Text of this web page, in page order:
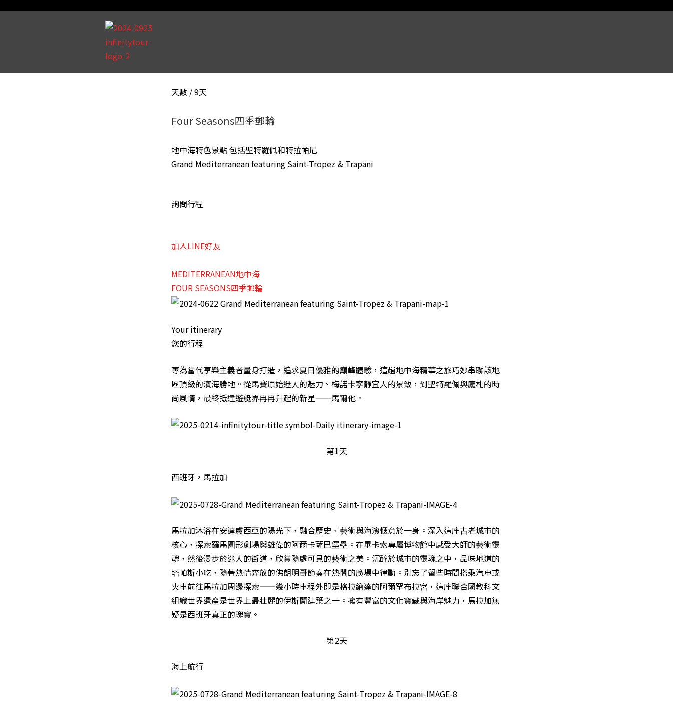
天數 / 9天
Four Seasons四季郵輪
地中海特色景點 包括聖特羅佩和特拉帕尼
Grand Mediterranean featuring Saint-Tropez & Trapani
詢問行程
加入LINE好友
MEDITERRANEAN地中海
FOUR SEASONS四季郵輪
Your itinerary
您的行程
專為當代享樂主義者量身打造，追求夏日優雅的巔峰體驗，這趟地中海精華之旅巧妙串聯該地
區頂級的濱海勝地。從馬賽原始迷人的魅力、梅諾卡寧靜宜人的景致，到聖特羅佩與龐札的時
尚風情，最終抵達遊艇界冉冉升起的新星——馬爾他。
第1天
西班牙，馬拉加
馬拉加沐浴在安達盧西亞的陽光下，融合歷史、藝術與海濱愜意於一身。深入這座古老城市的
核心，探索羅馬圓形劇場與雄偉的阿爾卡薩巴堡壘。在畢卡索專屬博物館中感受大師的藝術靈
魂，然後漫步於迷人的街道，欣賞隨處可見的藝術之美。沉醉於城市的靈魂之中，品味地道的
塔帕斯小吃，隨著熱情奔放的佛朗明哥節奏在熱鬧的廣場中律動。別忘了留些時間搭乘汽車或
火車前往馬拉加周邊探索——幾小時車程外即是格拉納達的阿爾罕布拉宮，這座聯合國教科文
組織世界遺產是世界上最壯麗的伊斯蘭建築之一。擁有豐富的文化寶藏與海岸魅力，馬拉加無
疑是西班牙真正的瑰寶。
第2天
海上航行